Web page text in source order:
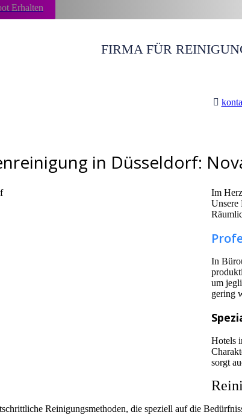
Erhalten
FIRMA FÜR
in Düsseldorf:
Im
Unsere
In
um
gering
Hotels
sorgt
Reinigungsmethoden, die speziell auf die